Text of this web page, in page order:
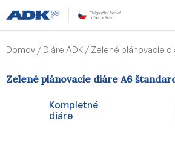
na
obsah
Domov / Diáre ADK / Zelené plánovacie
Zelené plánovacie diáre A6
Kompletné
diáre